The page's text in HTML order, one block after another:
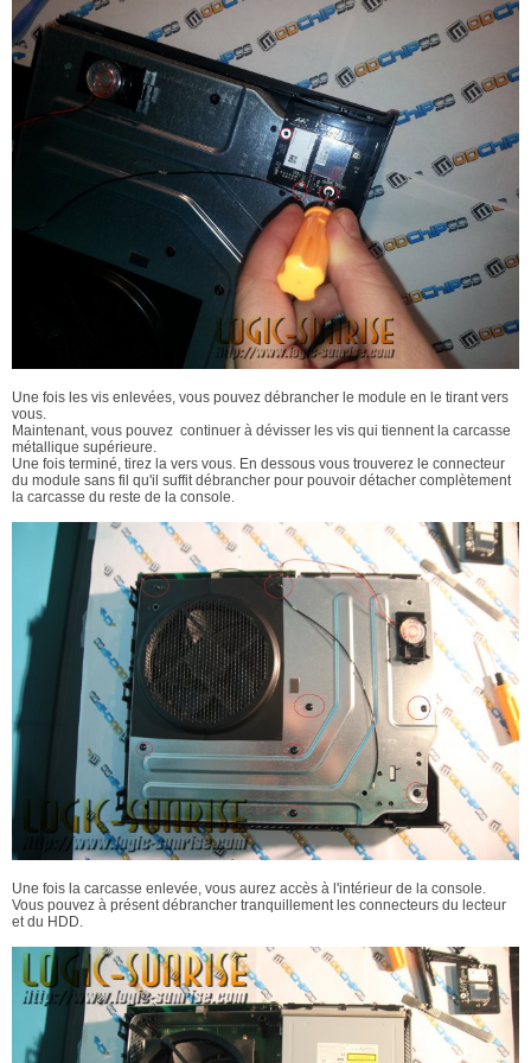
Une fois les vis enlevées, vous pouvez débrancher le module en le tirant vers
vous.
Maintenant, vous pouvez continuer à dévisser les vis qui tiennent la carcasse
métallique supérieure.
Une fois terminé, tirez la vers vous. En dessous vous trouverez le connecteur
du module sans fil qu'il suffit débrancher pour pouvoir détacher complètement
la carcasse du reste de la console.
Une fois la carcasse enlevée, vous aurez accès à l'intérieur de la console.
Vous pouvez à présent débrancher tranquillement les connecteurs du lecteur
et du HDD.